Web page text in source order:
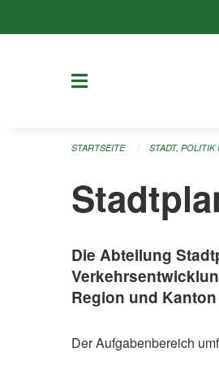
STARTSEITE STADT,
Die Abteilung
Region und
Der Aufgabenbereich